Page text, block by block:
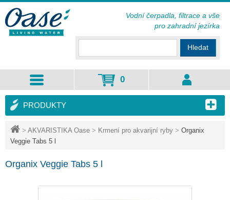
> AKVARISTIKA Oase > Krmení pro akvarijní ryby > Organix
Veggie Tabs 5 l
Organix Veggie Tabs 5 l
PRODUKTY
Hledat
0
Vodní čerpadla, filtrace a vše
pro zahradní jezírka